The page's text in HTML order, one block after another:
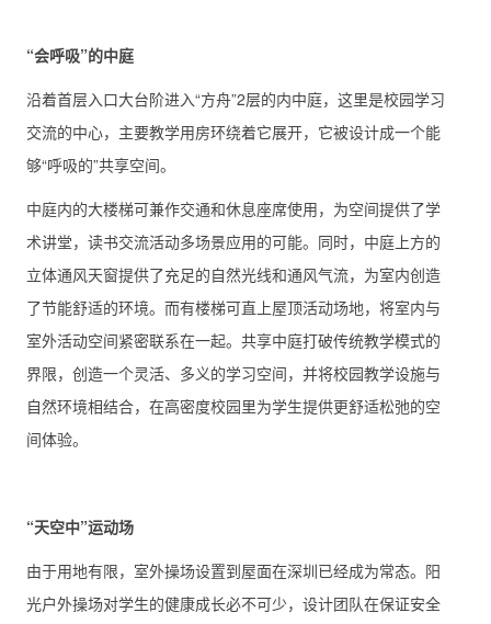
“会呼吸”的中庭
沿着首层入口大台阶进入“方舟”2层的内中庭，这里是校园学习
交流的中心，主要教学用房环绕着它展开，它被设计成一个能
够“呼吸的”共享空间。
中庭内的大楼梯可兼作交通和休息座席使用，为空间提供了学
术讲堂，读书交流活动多场景应用的可能。同时，中庭上方的
立体通风天窗提供了充足的自然光线和通风气流，为室内创造
了节能舒适的环境。而有楼梯可直上屋顶活动场地，将室内与
室外活动空间紧密联系在一起。共享中庭打破传统教学模式的
界限，创造一个灵活、多义的学习空间，并将校园教学设施与
自然环境相结合，在高密度校园里为学生提供更舒适松弛的空
间体验。
“天空中”运动场
由于用地有限，室外操场设置到屋面在深圳已经成为常态。阳
光户外操场对学生的健康成长必不可少，设计团队在保证安全